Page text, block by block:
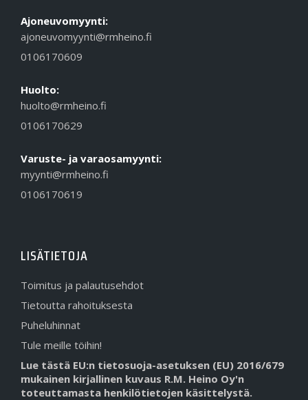
Ajoneuvomyynti:
ajoneuvomyynti@rmheino.fi
0106170609
Huolto:
huolto@rmheino.fi
0106170629
Varuste- ja varaosamyynti:
myynti@rmheino.fi
0106170619
LISÄTIETOJA
Toimitus ja palautusehdot
Tietoutta rahoituksesta
Puheluhinnat
Tule meille töihin!
Lue tästä EU:n tietosuoja-asetuksen (EU) 2016/679
mukainen kirjallinen kuvaus R.M. Heino Oy'n
toteuttamasta henkilötietojen käsittelystä.